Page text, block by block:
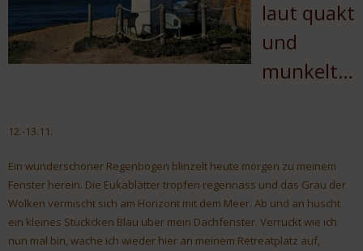
laut quakt
und
munkelt…
12.-13.11.
Ein wunderschöner Regenbogen blinzelt heute morgen zu meinem
Fenster herein. Die Eukablätter tropfen regennass und das Grau der
Wolken vermischt sich am Horizont mit dem Meer. Ab und an huscht
ein kleines Stückcken Blau über mein Dachfenster. Verrückt wie ich
nun mal bin, wache ich wieder hier an meinem Retreatplatz auf,